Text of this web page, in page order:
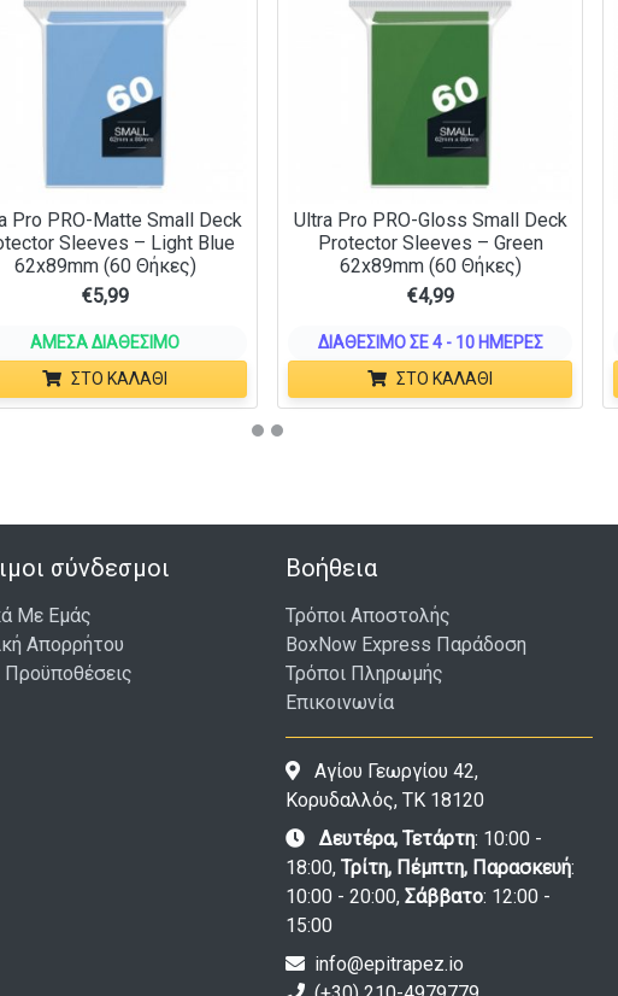
Pro PRO-Matte Small Deck
Sleeves – Light Blue
62x89mm (60 Θήκες)
€5,99
ΆΜΕΣΑ ΔΙΑΘΈΣΙΜΟ
ΣΤΟ ΚΑΛΆΘΙ
Ultra Pro PRO-Gloss Small Deck
Protector Sleeves – Green
62x89mm (60 Θήκες)
€4,99
ΔΙΑΘΈΣΙΜΟ ΣΕ 4 - 10 ΗΜΈΡΕΣ
ΣΤΟ ΚΑΛΆΘΙ
σύνδεσμοι
Με Εμάς
Απορρήτου
Προϋποθέσεις
Βοήθεια
Τρόποι Αποστολής
BoxNow Express Παράδοση
Τρόποι Πληρωμής
Επικοινωνία
Αγίου Γεωργίου 42,
Κορυδαλλός, ΤΚ 18120
Δευτέρα, Τετάρτη: 10:00 -
18:00, Τρίτη, Πέμπτη, Παρασκευή:
10:00 - 20:00, Σάββατο: 12:00 -
15:00
info@epitrapez.io